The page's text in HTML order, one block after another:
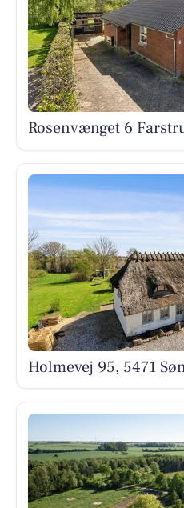
Rosenvænget 6
Holmevej 95, 5471